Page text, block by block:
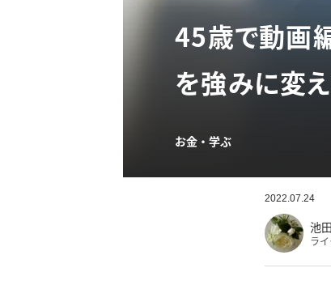
45歳で動画
を強みに変え
お金・学ぶ
2022.07.24
池
ラ